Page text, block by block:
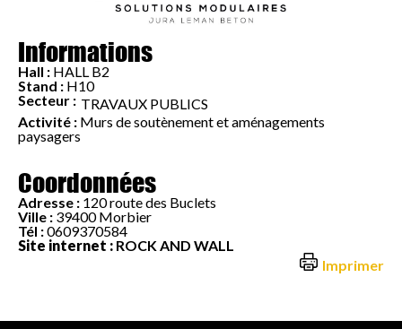
Informations
Hall : HALL B2
Stand : H10
Secteur : TRAVAUX PUBLICS
Activité : Murs de soutènement et aménagements
paysagers
Coordonnées
Adresse : 120 route des Buclets
Ville : 39400 Morbier
Tél :0609370584
Site internet : ROCK AND WALL
Imprimer